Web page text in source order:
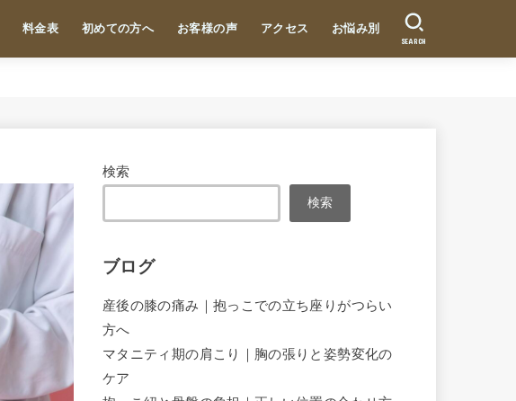
料金表 初めての方へ お客様の声 アクセス お悩み別
SEARCH
検索
検索
ブログ
産後の膝の痛み｜抱っこでの立ち座りがつらい
方へ
マタニティ期の肩こり｜胸の張りと姿勢変化の
ケア